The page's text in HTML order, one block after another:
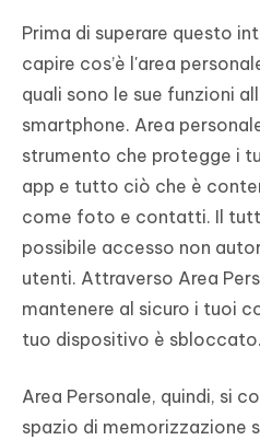
Prima di superare questo
capire cos’è l'area
quali sono le sue funzioni
smartphone. Area
strumento che protegge i
app e tutto ciò che è
come foto e contatti. Il
possibile accesso non
utenti. Attraverso Area
mantenere al sicuro i tuoi
tuo dispositivo è sbloccato.
Area Personale, quindi, si
spazio di memorizzazione